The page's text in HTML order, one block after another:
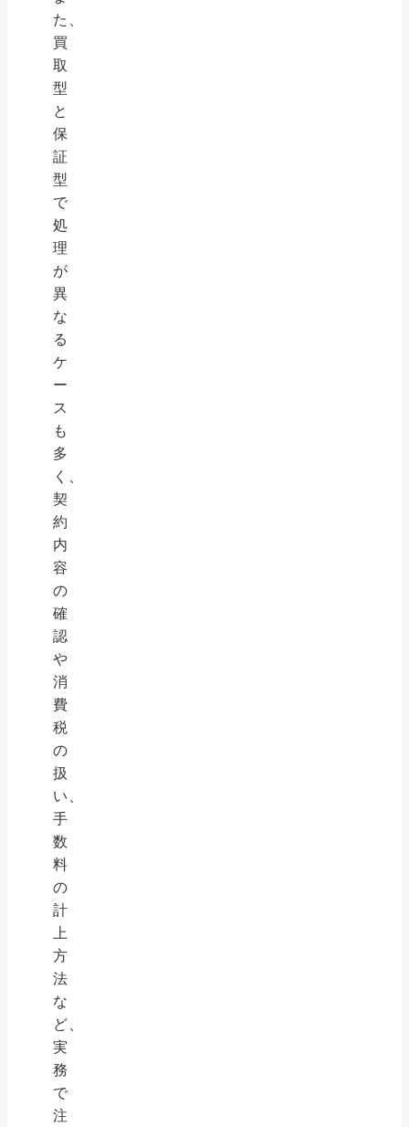
た、
買
取
型
と
保
証
型
で
処
理
が
異
な
る
ケ
ー
ス
も
多
く、
契
約
内
容
の
確
認
や
消
費
税
の
扱
い、
手
数
料
の
計
上
方
法
な
ど、
実
務
で
注